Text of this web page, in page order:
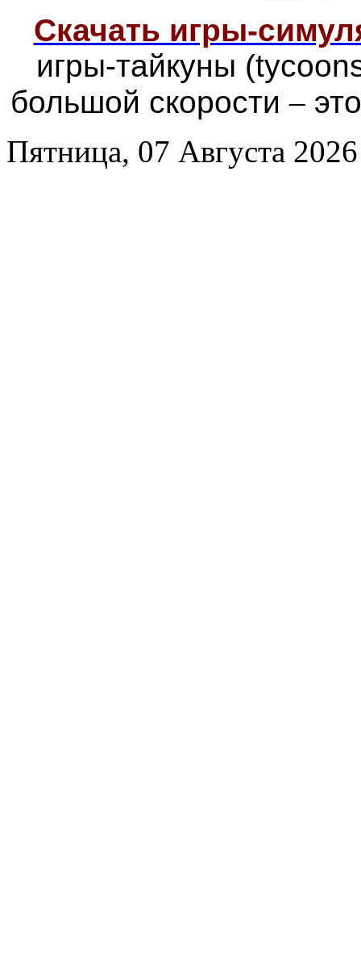
Скачать игры-
игры-тайкуны
большой скорости–
Пятница, 07 Августа 2026